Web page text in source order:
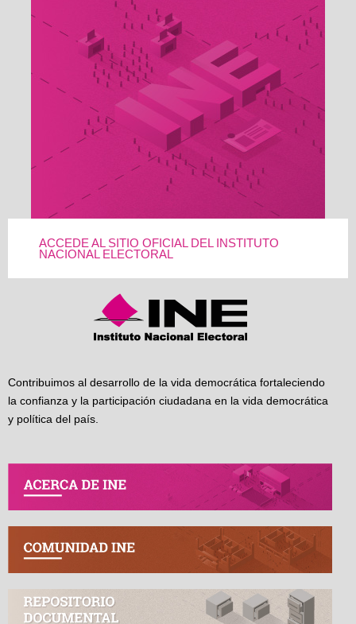
ACCEDE AL SITIO OFICIAL DEL INSTITUTO
NACIONAL ELECTORAL
Contribuimos al desarrollo de la vida democrática fortaleciendo
la confianza y la participación ciudadana en la vida democrática
y política del país.